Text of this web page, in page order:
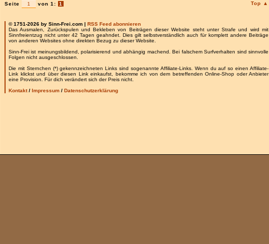
Top ▲
Seite von 1: 1
© 1751-2026 by Sinn-Frei.com | RSS Feed abonnieren
Das Ausmalen, Zurückspulen und Bekleben von Beiträgen dieser Website steht unter Strafe und wird mit
Sinnfreientzug nicht unter 42 Tagen geahndet. Dies gilt selbstverständlich auch für komplett andere Beiträge
von anderen Websites ohne direkten Bezug zu dieser Website.
Sinn-Frei ist meinungsbildend, polarisierend und abhängig machend. Bei falschem Surfverhalten sind sinnvolle
Folgen nicht ausgeschlossen.
Die mit Sternchen (*) gekennzeichneten Links sind sogenannte Affiliate-Links. Wenn du auf so einen Affiliate-
Link klickst und über diesen Link einkaufst, bekomme ich von dem betreffenden Online-Shop oder Anbieter
eine Provision. Für dich verändert sich der Preis nicht.
Kontakt/ Impressum / Datenschutzerklärung